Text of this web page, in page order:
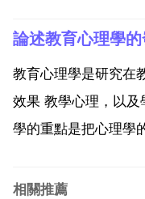
的心理諮詢理論流派
理學的理論來解釋各
適合中...
教育心理學是研究在
效果 教學心理，以
學的重點是把心理學
動機以及幫助學生面
相關推薦